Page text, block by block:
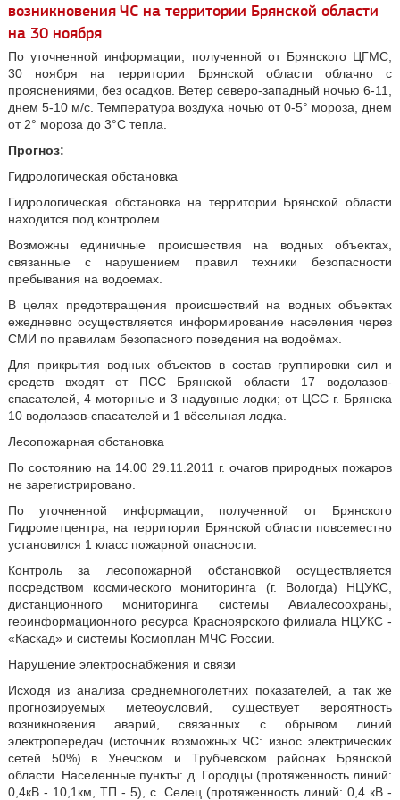
возникновения ЧС на территории Брянской области
на 30 ноября
По уточненной информации, полученной от Брянского ЦГМС,
30 ноября на территории Брянской области облачно с
прояснениями, без осадков. Ветер северо-западный ночью 6-11,
днем 5-10 м/с. Температура воздуха ночью от 0-5° мороза, днем
от 2° мороза до 3°С тепла.
Прогноз:
Гидрологическая обстановка
Гидрологическая обстановка на территории Брянской области
находится под контролем.
Возможны единичные происшествия на водных объектах,
связанные с нарушением правил техники безопасности
пребывания на водоемах.
В целях предотвращения происшествий на водных объектах
ежедневно осуществляется информирование населения через
СМИ по правилам безопасного поведения на водоёмах.
Для прикрытия водных объектов в состав группировки сил и
средств входят от ПСС Брянской области 17 водолазов-
спасателей, 4 моторные и 3 надувные лодки; от ЦСС г. Брянска
10 водолазов-спасателей и 1 вёсельная лодка.
Лесопожарная обстановка
По состоянию на 14.00 29.11.2011 г. очагов природных пожаров
не зарегистрировано.
По уточненной информации, полученной от Брянского
Гидрометцентра, на территории Брянской области повсеместно
установился 1 класс пожарной опасности.
Контроль за лесопожарной обстановкой осуществляется
посредством космического мониторинга (г. Вологда) НЦУКС,
дистанционного мониторинга системы Авиалесоохраны,
геоинформационного ресурса Красноярского филиала НЦУКС -
«Каскад» и системы Космоплан МЧС России.
Нарушение электроснабжения и связи
Исходя из анализа среднемноголетних показателей, а так же
прогнозируемых метеоусловий, существует вероятность
возникновения аварий, связанных с обрывом линий
электропередач (источник возможных ЧС: износ электрических
сетей 50%) в Унечском и Трубчевском районах Брянской
области. Населенные пункты: д. Городцы (протяженность линий:
0,4кВ - 10,1км, ТП - 5), с. Селец (протяженность линий: 0,4 кВ -